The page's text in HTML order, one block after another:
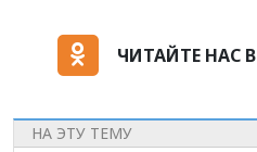
ЧИТАЙТЕ НАС В
НА ЭТУ ТЕМУ